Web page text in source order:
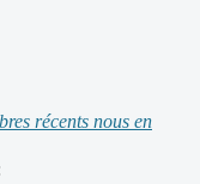
récents nous en